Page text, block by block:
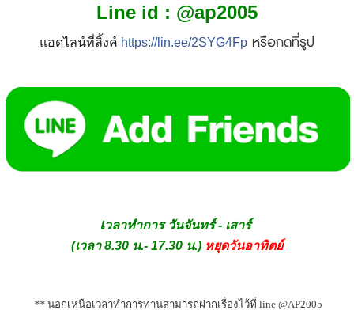
Line id : @ap2005
แอดไลน์ที่ลิ้งค์ https://lin.ee/2SYG4Fpหรือกดที่รูป
เวลาทำการ วันจันทร์ - เสาร์
(เวลา 8.30 น.- 17.30 น.) หยุดวันอาทิตย์
** นอกเหนือเวลาทำการท่านสามารถฝากเรื่องไว้ที่ line @AP2005